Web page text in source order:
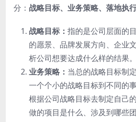
分： 战略目标、业务策略、落地执行
战略目标： 指的是公司层面的
的愿景、品牌发展方向、企业
析公司想要达成什么样的结果。
业务策略： 当总的战略目标制
一个个小的战略目标到不同的
根据公司战略目标去制定自己
做的项目是什么、涉及到哪些